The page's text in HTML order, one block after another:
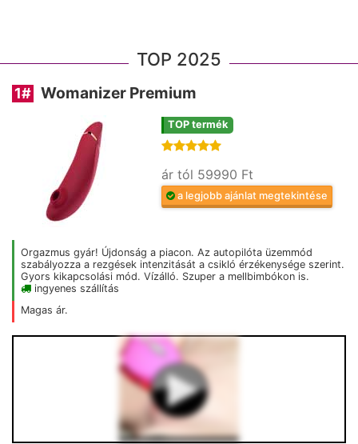
TOP 2025
1# Womanizer Premium
TOP termék
ár tól 59990 Ft
a legjobb ajánlat megtekintése
Orgazmus gyár! Újdonság a piacon. Az autopilóta üzemmód
szabályozza a rezgések intenzitását a csikló érzékenysége szerint.
Gyors kikapcsolási mód. Vízálló. Szuper a mellbimbókon is.
ingyenes szállítás
Magas ár.